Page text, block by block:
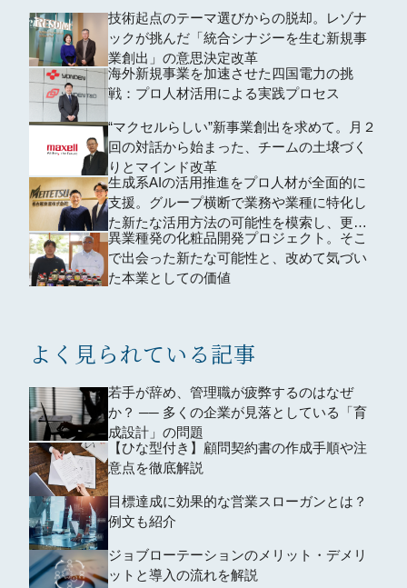
技術起点のテーマ選びからの脱却。レゾナ
ックが挑んだ「統合シナジーを生む新規事
業創出」の意思決定改革
海外新規事業を加速させた四国電力の挑
戦：プロ人材活用による実践プロセス
“マクセルらしい”新事業創出を求めて。月２
回の対話から始まった、チームの土壌づく
りとマインド改革
生成系AIの活用推進をプロ人材が全面的に
支援。グループ横断で業務や業種に特化し
た新たな活用方法の可能性を模索し、更な
る業務効率化を目指した。
異業種発の化粧品開発プロジェクト。そこ
で出会った新たな可能性と、改めて気づい
た本業としての価値
よく見られている記事
若手が辞め、管理職が疲弊するのはなぜ
か？ ── 多くの企業が見落としている「育
成設計」の問題
【ひな型付き】顧問契約書の作成手順や注
意点を徹底解説
目標達成に効果的な営業スローガンとは？
例文も紹介
ジョブローテーションのメリット・デメリ
ットと導入の流れを解説